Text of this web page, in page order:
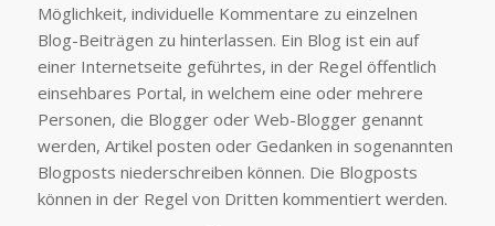
Möglichkeit, individuelle Kommentare zu einzelnen
Blog-Beiträgen zu hinterlassen. Ein Blog ist ein auf
einer Internetseite geführtes, in der Regel öffentlich
einsehbares Portal, in welchem eine oder mehrere
Personen, die Blogger oder Web-Blogger genannt
werden, Artikel posten oder Gedanken in sogenannten
Blogposts niederschreiben können. Die Blogposts
können in der Regel von Dritten kommentiert werden.